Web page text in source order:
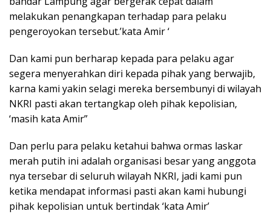
melakukan penangkapan terhadap para pelaku
pengeroyokan tersebut.’kata Amir ‘
Dan kami pun berharap kepada para pelaku agar
segera menyerahkan diri kepada pihak yang berwajib,
karna kami yakin selagi mereka bersembunyi di wilayah
NKRI pasti akan tertangkap oleh pihak kepolisian,
‘masih kata Amir”
Dan perlu para pelaku ketahui bahwa ormas laskar
merah putih ini adalah organisasi besar yang anggota
nya tersebar di seluruh wilayah NKRI, jadi kami pun
ketika mendapat informasi pasti akan kami hubungi
pihak kepolisian untuk bertindak ‘kata Amir’